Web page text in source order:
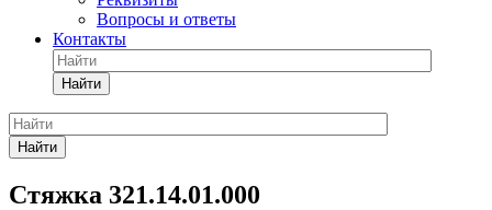
Вопросы и ответы
Контакты
Найти
Найти
Стяжка 321.14.01.000